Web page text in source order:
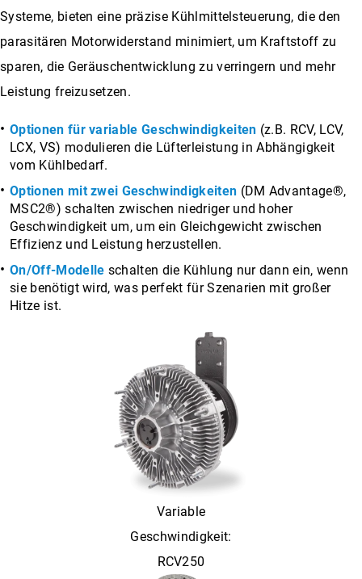
Systeme, bieten eine präzise Kühlmittelsteuerung, die den
parasitären Motorwiderstand minimiert, um Kraftstoff zu
sparen, die Geräuschentwicklung zu verringern und mehr
Leistung freizusetzen.
Optionen für variable Geschwindigkeiten (z.B. RCV, LCV,
LCX, VS) modulieren die Lüfterleistung in Abhängigkeit
vom Kühlbedarf.
Optionen mit zwei Geschwindigkeiten (DM Advantage®,
MSC2®) schalten zwischen niedriger und hoher
Geschwindigkeit um, um ein Gleichgewicht zwischen
Effizienz und Leistung herzustellen.
On/Off-Modelle schalten die Kühlung nur dann ein, wenn
sie benötigt wird, was perfekt für Szenarien mit großer
Hitze ist.
Variable
Geschwindigkeit:
RCV250